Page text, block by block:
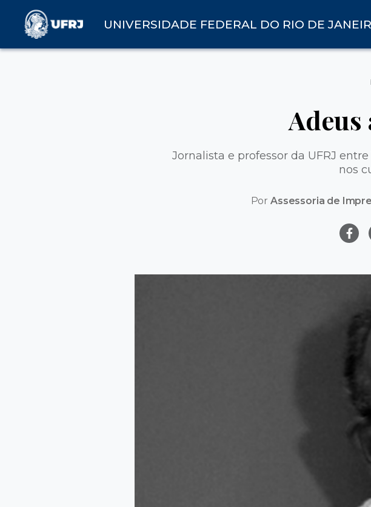
UNIVERSIDADE FEDERAL DO RIO DE
Adeus
Jornalista e professor da UFRJ
nos
Por Assessoria de